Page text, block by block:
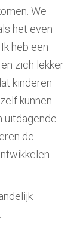
We
het even
heb een
zich lekker
kinderen
kunnen
uitdagende
de